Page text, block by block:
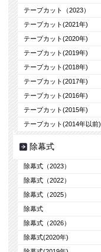
テープカット（2023）
テープカット(2021年)
テープカット(2020年)
テープカット(2019年)
テープカット(2018年)
テープカット(2017年)
テープカット(2016年)
テープカット(2015年)
テープカット(2014年以前)
除幕式
除幕式（2023）
除幕式（2022）
除幕式（2025）
除幕式
除幕式（2026）
除幕式(2020年)